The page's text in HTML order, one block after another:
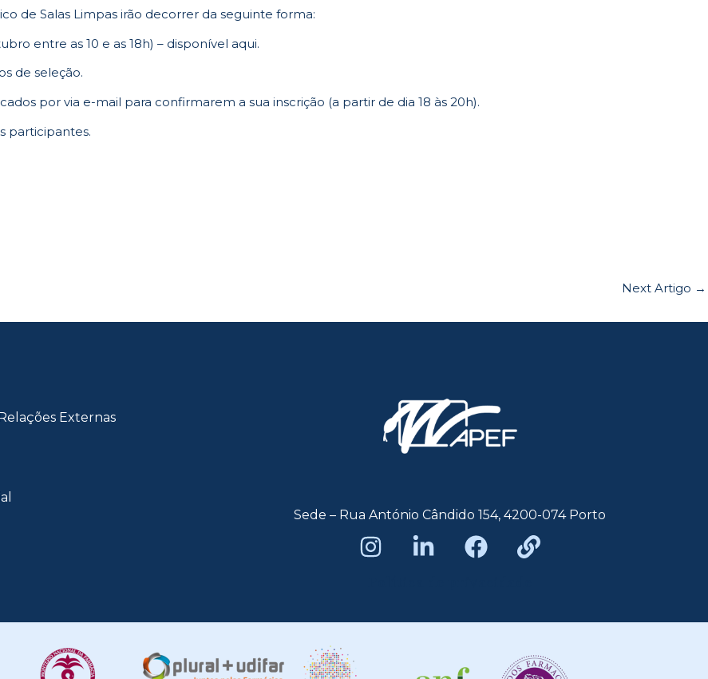
de Salas Limpas irão decorrer da seguinte forma:
entre as 10 e as 18h) – disponível aqui.
de seleção.
por via e-mail para confirmarem a sua inscrição (a partir de dia 18 às 20h).
participantes.
Next Artigo →
Externas
Sede – Rua António Cândido 154, 4200-074 Porto